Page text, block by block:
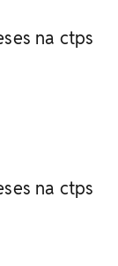
na ctps
na ctps